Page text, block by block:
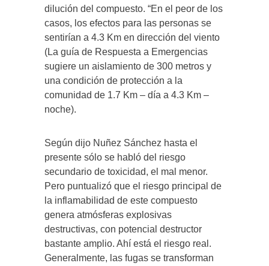
dilución del compuesto. “En el peor de los
casos, los efectos para las personas se
sentirían a 4.3 Km en dirección del viento
(La guía de Respuesta a Emergencias
sugiere un aislamiento de 300 metros y
una condición de protección a la
comunidad de 1.7 Km – día a 4.3 Km –
noche).
Según dijo Nuñez Sánchez hasta el
presente sólo se habló del riesgo
secundario de toxicidad, el mal menor.
Pero puntualizó que el riesgo principal de
la inflamabilidad de este compuesto
genera atmósferas explosivas
destructivas, con potencial destructor
bastante amplio. Ahí está el riesgo real.
Generalmente, las fugas se transforman